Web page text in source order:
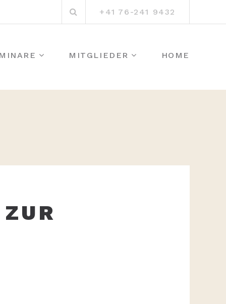
nach:
+41 76-241 9432
MITGLIEDER HOME